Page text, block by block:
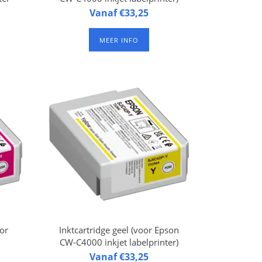
Inktcartridge zwart CW-C4000
C4000 inkjet labelprinter).
Duurzame pigmentinkt
Vanaf €33,25
MEER INFO
Inktcartridge geel (voor Epson
CW-C4000 inkjet labelprinter)
Inktcartridge geel CW-C4000
Vanaf €33,25